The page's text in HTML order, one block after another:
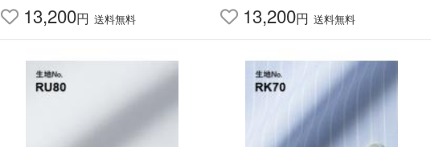
13,200円 送料無料 13,200円 送料無料